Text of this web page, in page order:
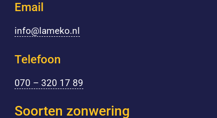
Email
info@lameko.nl
Telefoon
070 – 320 17 89
Soorten zonwering